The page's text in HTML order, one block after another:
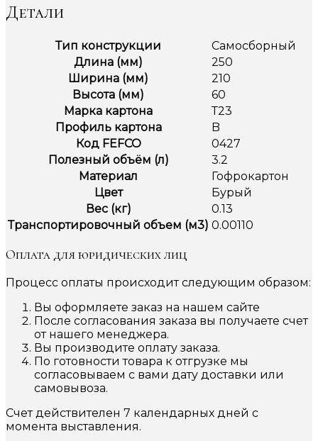
Детали
Тип конструкции
Самосборный
Длина (мм)
250
Ширина (мм)
210
Высота (мм)
60
Марка картона
Т23
Профиль картона
B
Код FEFCO
0427
Полезный объём (л)
3.2
Материал
Гофрокартон
Цвет
Бурый
Вес (кг)
0.13
Транспортировочный объем (м3) 0.00110
Оплата для юридических лиц
Процесс оплаты происходит следующим образом:
Вы оформляете заказ на нашем сайте
После согласования заказа вы получаете счет
от нашего менеджера.
Вы производите оплату заказа.
По готовности товара к отгрузке мы
согласовываем с вами дату доставки или
самовывоза.
Счет действителен 7 календарных дней с
момента выставления.